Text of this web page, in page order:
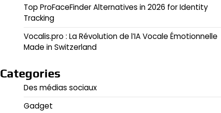
Top ProFaceFinder Alternatives in 2026 for Identity
Tracking
Vocalis.pro : La Révolution de l’IA Vocale Émotionnelle
Made in Switzerland
Categories
Des médias sociaux
Gadget